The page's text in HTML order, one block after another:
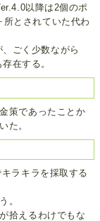
以降は2個のポ
所とされていた代わ
ごく少数ながら
在する。
策であったことか
た。
ラキラを採取する
。
拾えるわけでもな